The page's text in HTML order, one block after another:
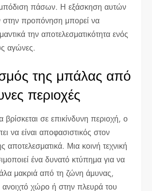
πάσων. Η εξάσκηση αυτών
στην προπόνηση μπορεί να
την αποτελεσματικότητα ενός
αγώνες.
της μπάλας από
περιοχές
σε επικίνδυνη περιοχή, ο
να είναι αποφασιστικός στον
αποτελεσματικά. Μια κοινή τεχνική
ένα δυνατό κτύπημα για να
μακριά από τη ζώνη άμυνας,
ανοιχτό χώρο ή στην πλευρά του